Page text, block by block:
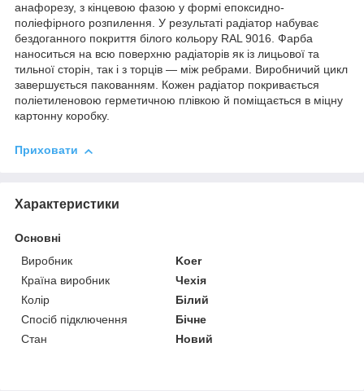
анафорезу, з кінцевою фазою у формі епоксидно-
поліефірного розпилення. У результаті радіатор набуває
бездоганного покриття білого кольору RAL 9016. Фарба
наноситься на всю поверхню радіаторів як із лицьової та
тильної сторін, так і з торців — між ребрами. Виробничий цикл
завершується пакованням. Кожен радіатор покривається
поліетиленовою герметичною плівкою й поміщається в міцну
картонну коробку.
Приховати
Характеристики
Основні
Виробник
Koer
Країна виробник
Чехія
Колір
Білий
Спосіб підключення
Бічне
Стан
Новий